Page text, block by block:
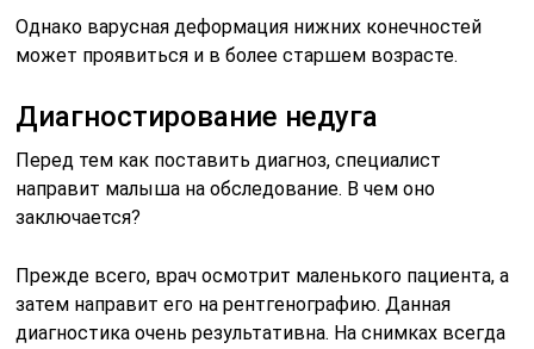
Однако варусная деформация нижних конечностей
может проявиться и в более старшем возрасте.
Диагностирование недуга
Перед тем как поставить диагноз, специалист
направит малыша на обследование. В чем оно
заключается?
Прежде всего, врач осмотрит маленького пациента, а
затем направит его на рентгенографию. Данная
диагностика очень результативна. На снимках всегда